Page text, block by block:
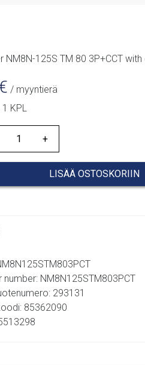
NM8N-125S TM 80 3P+CCT
/ myyntierä
KPL
LISÄÄ OSTOSKORIIN
NM8N125STM803PCT
293131
85362090